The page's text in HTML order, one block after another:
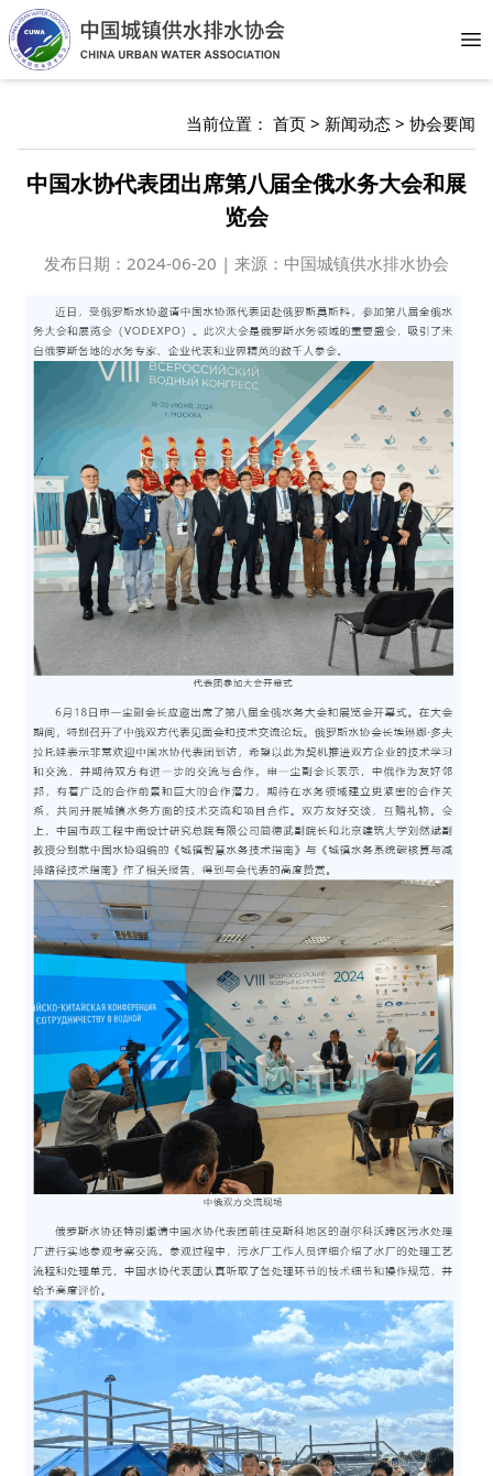
当前位置： 首页 > 新闻动态 > 协会要闻
中国水协代表团出席第八届全俄水务大会和展
览会
发布日期： 2024-06-20 | 来源：中国城镇供水排水协会